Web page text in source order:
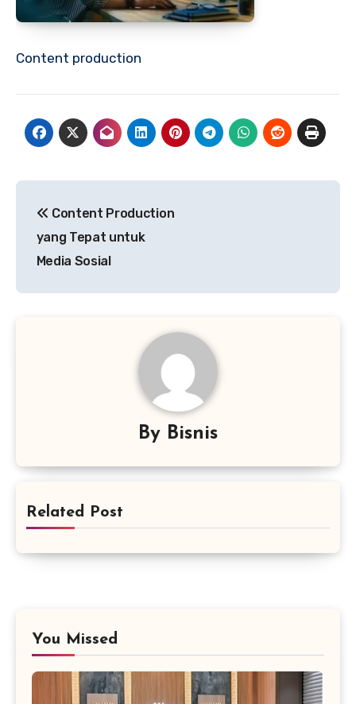
Content production
pos
Content Production
yang Tepat untuk
Media Sosial
By Bisnis
Related Post
You Missed